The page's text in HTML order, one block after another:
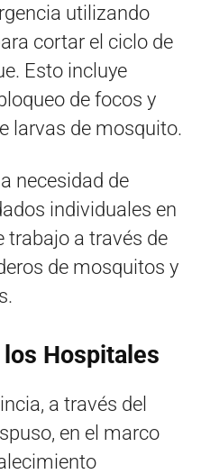
utilizando
cortar el ciclo de
Esto incluye
de focos y
larvas de mosquito.
necesidad de
individuales en
trabajo a través de
de mosquitos y
Hospitales
a través del
en el marco